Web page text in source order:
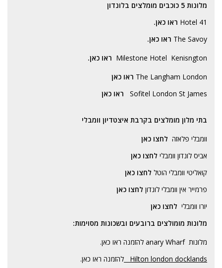
מלונות 5 כוכבים מומלצים בלונדון
41 Hotel
ראו כאן.
The Savoy ראו כאן.
Milestone Hotel Kenisngton ראו כאן.
The Langham London ראו כאן
Sofitel London St James
ראו כאן
בתי מלון מומלצים בקרבת איצטדיון וומבלי
וומבלי פלאזה לחצו כאן
אביס לונדון וומבלי לחצו כאן
קואליטי וומבלי הוטל לחצו כאן
פרמייר אין וומבלי לונדון לחצו כאן
יורו וומבלי לחצו כאן
מלונות מומולצים ברובעים ובשכונות מסוימות:
מלונות anary Wharf
להזמנה ראו כאן.
Hilton london docklands
להזמנה ראו כאן.